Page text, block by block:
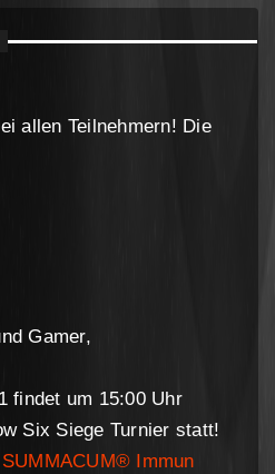
allen Teilnehmern! Die
Gamer,
findet um 15:00 Uhr
Six Siege Turnier statt!
SUMMACUM® Immun